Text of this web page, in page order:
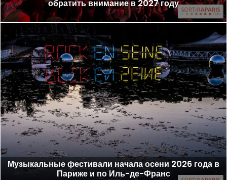
обратить внимание в 2027 году
Музыкальные фестивали начала осени 2026 года в
Париже и по Иль-де-Франс